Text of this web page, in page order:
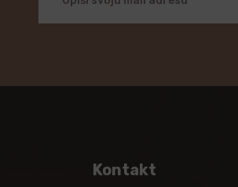
Kontakt